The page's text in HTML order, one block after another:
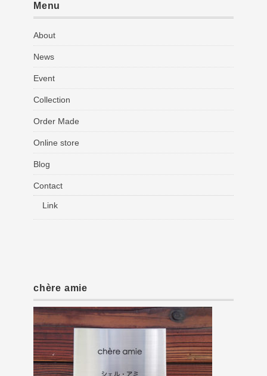
Menu
About
News
Event
Collection
Order Made
Online store
Blog
Contact
Link
chère amie